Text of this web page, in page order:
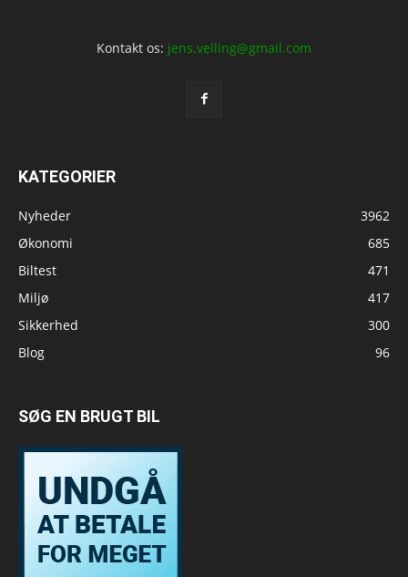
Kontakt os: jens.velling@gmail.com
KATEGORIER
Nyheder
3962
Økonomi
685
Biltest
471
Miljø
417
Sikkerhed
300
Blog
96
SØG EN BRUGT BIL